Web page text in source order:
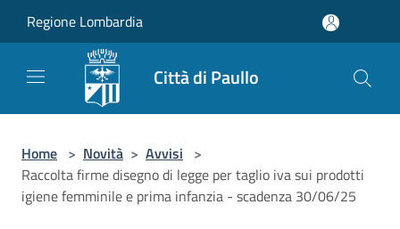
Regione Lombardia
Città di Paullo
Home > Novità > Avvisi >
Raccolta firme disegno di legge per taglio iva sui prodotti
igiene femminile e prima infanzia - scadenza 30/06/25